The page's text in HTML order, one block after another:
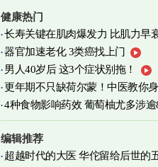
健康热门
长寿关键在肌肉爆发力 比肌力早
器官加速老化 3类癌找上门
男人40岁后 这3个症状别拖！
更年期不只缺荷尔蒙！中医教你
4种食物影响药效 葡萄柚尤多涉逾
编辑推荐
超越时代的大医 华佗留给后世的